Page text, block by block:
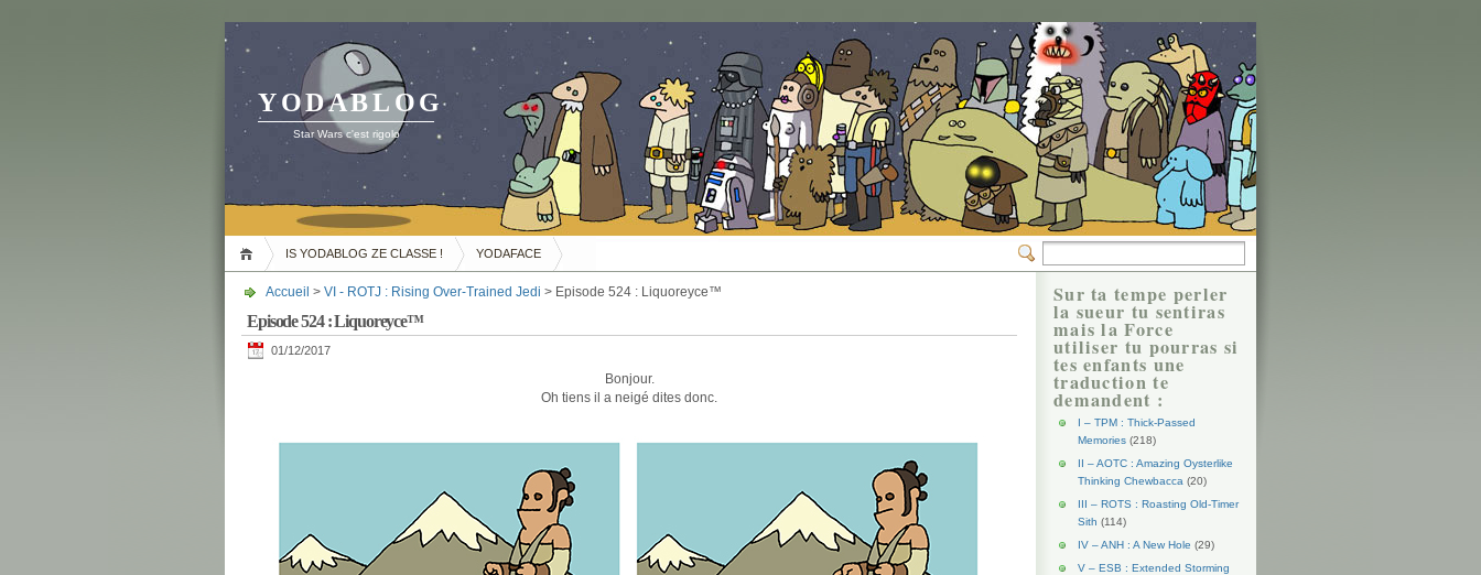
YODABLOG
Star Wars c'est rigolo
IS YODABLOG ZE CLASSE ! YODAFACE
Accueil > VI - ROTJ : Rising Over-Trained Jedi > Episode 524 : Liquoreyce™
Episode 524 : Liquoreyce™
01/12/2017
Bonjour.
Oh tiens il a neigé dites donc.
Sur ta tempe perler
la sueur tu sentiras
mais la Force
utiliser tu pourras si
tes enfants une
traduction te
demandent :
I – TPM : Thick-Passed
Memories (218)
II – AOTC : Amazing Oysterlike
Thinking Chewbacca (20)
III – ROTS : Roasting Old-Timer
Sith (114)
IV – ANH : A New Hole (29)
V – ESB : Extended Storming